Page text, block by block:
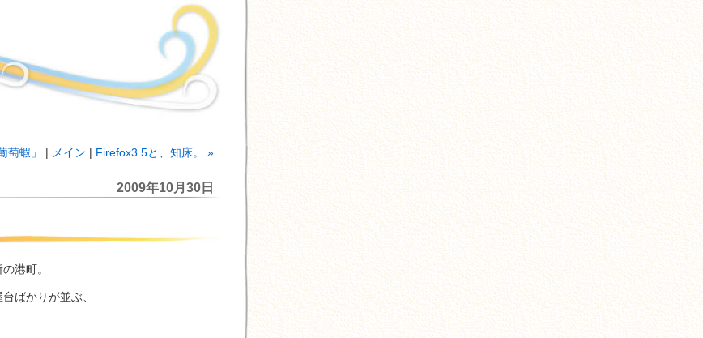
萄蝦」 | メイン | Firefox3.5と、知床。 »
2009年10月30日
港町。
ばかりが並ぶ、